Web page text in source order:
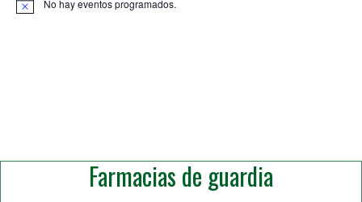
No hay eventos programados.
Farmacias de guardia